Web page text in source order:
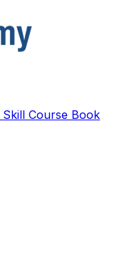
Skill Course Book